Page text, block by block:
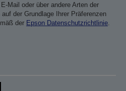
Mail oder über andere Arten der
der Grundlage Ihrer Präferenzen
der Epson Datenschutzrichtlinie